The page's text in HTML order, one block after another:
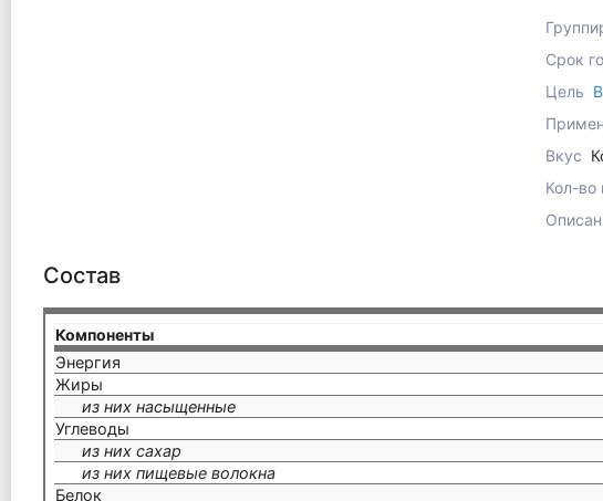
Срок
Цель
Вкус
Кол-во
Состав
Компоненты
Энергия
Жиры
из них насыщенные
Углеводы
из них сахар
из них пищевые волокна
Белок